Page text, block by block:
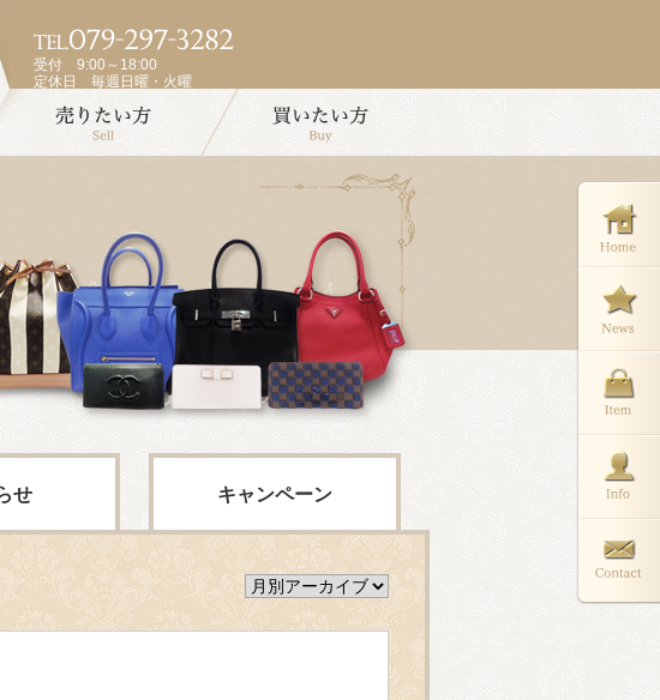
受付 9:00～18:00
定休日 毎週日曜・火曜
せ キャンペーン